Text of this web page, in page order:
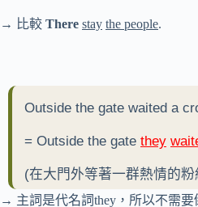
→ 比較 There stay the people.
Outside the gate waited a
= Outside the gate they
(在大門外等著一群熱情的粉
→ 主詞是代名詞they，所以不需要